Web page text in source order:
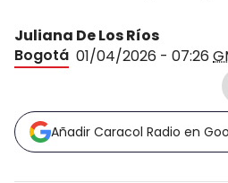
Juliana De Los Ríos
Bogotá 01/04/2026 - 07:26
Añadir Caracol Radio en